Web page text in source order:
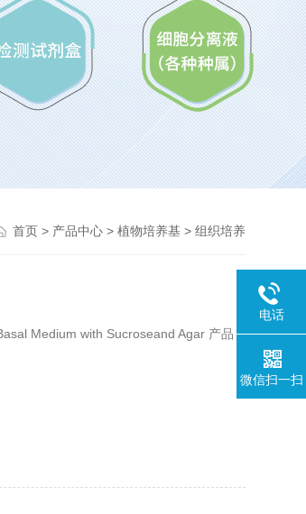
首页> 产品中心> 植物培养基> 组织培养
Medium with Sucroseand Agar 产品
电话
微信扫一扫